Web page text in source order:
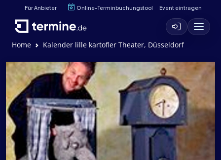
Für Anbieter Online-Terminbuchungstool Event eintragen
Home Kalender lille kartofler Theater, Düsseldorf